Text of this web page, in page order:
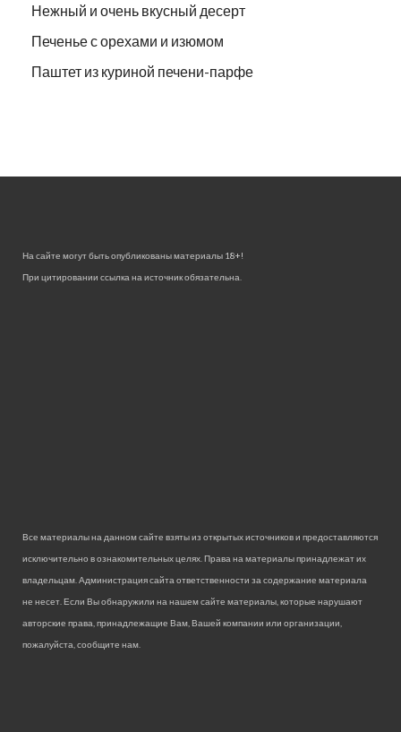
Нежный и очень вкусный десерт
Печенье с орехами и изюмом
Паштет из куриной печени-парфе
На сайте могут быть опубликованы материалы 18+!
При цитировании ссылка на источник обязательна.
Все материалы на данном сайте взяты из открытых источников и предоставляются
исключительно в ознакомительных целях. Права на материалы принадлежат их
владельцам. Администрация сайта ответственности за содержание материала
не несет. Если Вы обнаружили на нашем сайте материалы, которые нарушают
авторские права, принадлежащие Вам, Вашей компании или организации,
пожалуйста, сообщите нам.